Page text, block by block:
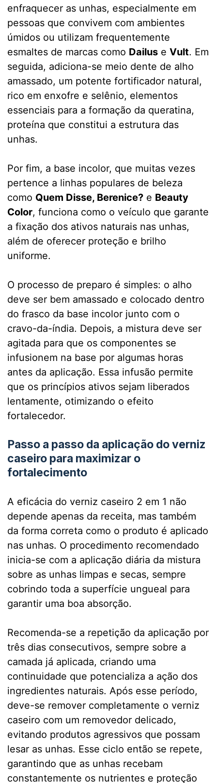
enfraquecer as unhas, especialmente em
pessoas que convivem com ambientes
úmidos ou utilizam frequentemente
esmaltes de marcas como Dailus e Vult. Em
seguida, adiciona-se meio dente de alho
amassado, um potente fortificador natural,
rico em enxofre e selênio, elementos
essenciais para a formação da queratina,
proteína que constitui a estrutura das
unhas.
Por fim, a base incolor, que muitas vezes
pertence a linhas populares de beleza
como Quem Disse, Berenice? e Beauty
Color, funciona como o veículo que garante
a fixação dos ativos naturais nas unhas,
além de oferecer proteção e brilho
uniforme.
O processo de preparo é simples: o alho
deve ser bem amassado e colocado dentro
do frasco da base incolor junto com o
cravo-da-índia. Depois, a mistura deve ser
agitada para que os componentes se
infusionem na base por algumas horas
antes da aplicação. Essa infusão permite
que os princípios ativos sejam liberados
lentamente, otimizando o efeito
fortalecedor.
Passo a passo da aplicação do verniz
caseiro para maximizar o
fortalecimento
A eficácia do verniz caseiro 2 em 1 não
depende apenas da receita, mas também
da forma correta como o produto é aplicado
nas unhas. O procedimento recomendado
inicia-se com a aplicação diária da mistura
sobre as unhas limpas e secas, sempre
cobrindo toda a superfície ungueal para
garantir uma boa absorção.
Recomenda-se a repetição da aplicação por
três dias consecutivos, sempre sobre a
camada já aplicada, criando uma
continuidade que potencializa a ação dos
ingredientes naturais. Após esse período,
deve-se remover completamente o verniz
caseiro com um removedor delicado,
evitando produtos agressivos que possam
lesar as unhas. Esse ciclo então se repete,
garantindo que as unhas recebam
constantemente os nutrientes e proteção